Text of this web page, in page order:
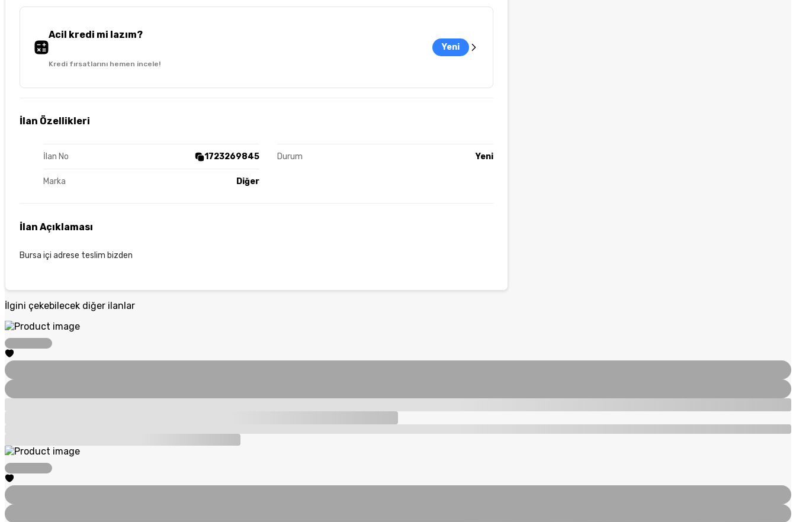
Acil kredi mi lazım?
Kredi fırsatlarını hemen incele!
Yeni
İlan Özellikleri
İlan No 1723269845 Durum Yeni
Marka Diğer
İlan Açıklaması
Bursa içi adrese teslim bizden
İlgini çekebilecek diğer ilanlar